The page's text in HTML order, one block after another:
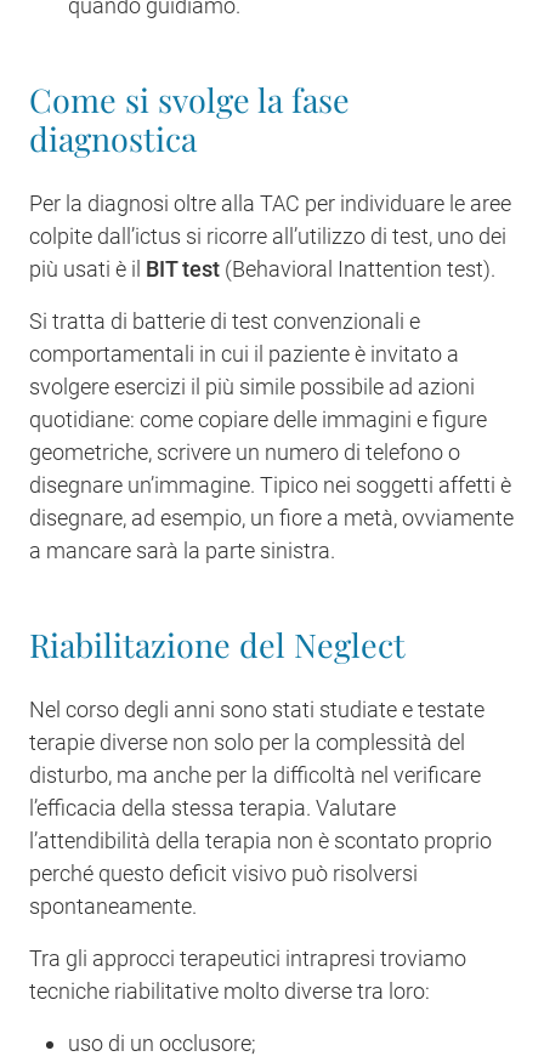
quando guidiamo.
Come si svolge la fase
diagnostica
Per la diagnosi oltre alla TAC per individuare le aree
colpite dall’ictus si ricorre all’utilizzo di test, uno dei
più usati è il BIT test (Behavioral Inattention test).
Si tratta di batterie di test convenzionali e
comportamentali in cui il paziente è invitato a
svolgere esercizi il più simile possibile ad azioni
quotidiane: come copiare delle immagini e figure
geometriche, scrivere un numero di telefono o
disegnare un’immagine. Tipico nei soggetti affetti è
disegnare, ad esempio, un fiore a metà, ovviamente
a mancare sarà la parte sinistra.
Riabilitazione del Neglect
Nel corso degli anni sono stati studiate e testate
terapie diverse non solo per la complessità del
disturbo, ma anche per la difficoltà nel verificare
l’efficacia della stessa terapia. Valutare
l’attendibilità della terapia non è scontato proprio
perché questo deficit visivo può risolversi
spontaneamente.
Tra gli approcci terapeutici intrapresi troviamo
tecniche riabilitative molto diverse tra loro:
uso di un occlusore;